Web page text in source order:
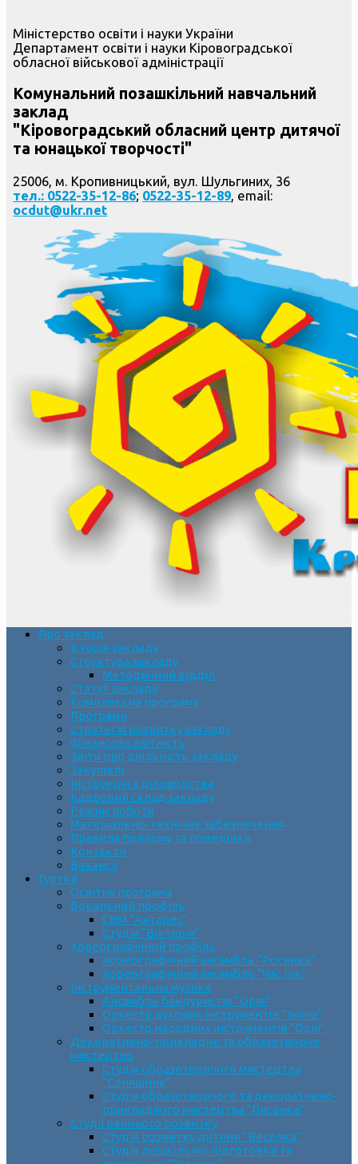
Міністерство освіти і науки України
Департамент освіти і науки Кіровоградської
обласної військової адміністрації
Комунальний позашкільний навчальний
заклад
"Кіровоградський обласний центр дитячої
та юнацької творчості"
25006, м. Кропивницький, вул. Шульгиних, 36
тел.: 0522-35-12-86; 0522-35-12-89, email:
ocdut@ukr.net
Про заклад
Історія закладу
Структура закладу
Методичний відділ
Статут закладу
Комплексна програма
Програми
Стратегія розвитку закладу
Фінансова звітність
Звіти про діяльність закладу
Закупівлі
Інструкція з діловодства
Кадровий склад закладу
Режим роботи
Матеріально-технічне забезпечення
Правила прийому та поведінки
Контакти
Вакансії
Гуртки
Освітня програма
Вокальний профіль
СВМ “Антарес”
Студія “Вікторія”
Хореографічний профіль
Хореографічний ансамбль “Росинка”
Хореографічний ансамбль “Час пік”
Інструментальна музика
Ансамбль бандуристів “Орія”
Оркестр духових інструментів “Зміна”
Оркестр народних інструментів “Орія”
Декоративно-прикладне та образотворче
мистецтво
Cтудія образотворчого мистецтва
“Соняшник”
Студія образотворчого та декоративно-
прикладного мистецтва “Писанка”
Студії раннього розвитку
Студія розвитку дитини “Веселка”
Студія дошкільної підготовки та